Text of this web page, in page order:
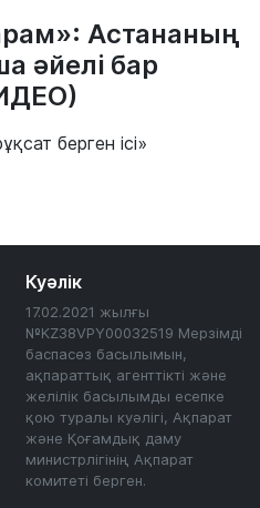
Астананың
әйелі бар
берген ісі»
Куәлік
17.02.2021 жылғы
№KZ38VPY00032519 Мерзімді
баспасөз басылымын,
ақпараттық агенттікті және
желілік басылымды есепке
қою туралы куәлігі, Ақпарат
және Қоғамдық даму
министрлігінің Ақпарат
комитеті берген.